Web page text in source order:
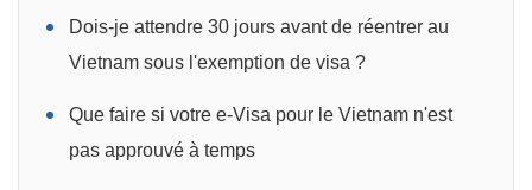
Dois-je attendre 30 jours avant de réentrer au
Vietnam sous l'exemption de visa ?
Que faire si votre e-Visa pour le Vietnam n'est
pas approuvé à temps